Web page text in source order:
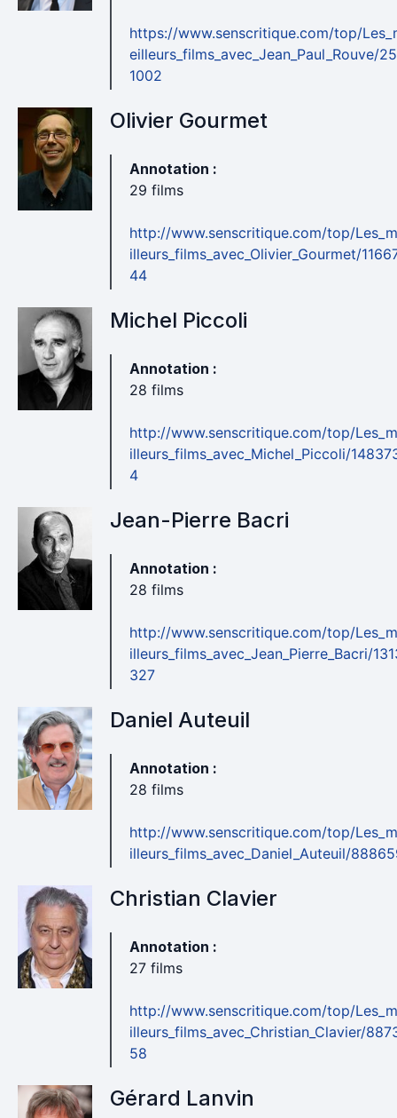
https://www.senscritique.com/top/
eilleurs_films_avec_Jean_Paul_Rouve/
1002
Olivier Gourmet
Annotation :
29 films
http://www.senscritique.com/top/
illeurs_films_avec_Olivier_Gourmet/
44
Michel Piccoli
Annotation :
28 films
http://www.senscritique.com/top/
illeurs_films_avec_Michel_Piccoli/
4
Jean-Pierre Bacri
Annotation :
28 films
http://www.senscritique.com/top/
illeurs_films_avec_Jean_Pierre_Bacri/
327
Daniel Auteuil
Annotation :
28 films
http://www.senscritique.com/top/
illeurs_films_avec_Daniel_Auteuil/
Christian Clavier
Annotation :
27 films
http://www.senscritique.com/top/
illeurs_films_avec_Christian_Clavier/
58
Gérard Lanvin